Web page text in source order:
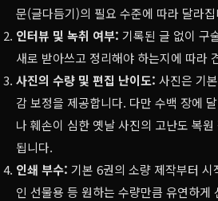
문(글다듬기)의 필요 수준에 따라 달라
인터뷰 및 녹취 여부: 기록된 글 없이 구
새로 받아쓰고 정리해야 하는지에 따라
사진의 수량 및 편집 난이도: 사진은 기
감 보정을 제공합니다. 다만 수백 장에
나 훼손이 심한 옛날 사진의 고난도 복
됩니다.
인쇄 부수: 기본 6권의 소량 제작부터
인 선물용 등 원하는 수량만큼 유연하게